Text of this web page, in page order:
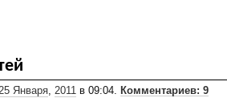
25 Января 2011 в 09:04. Комментариев: 9